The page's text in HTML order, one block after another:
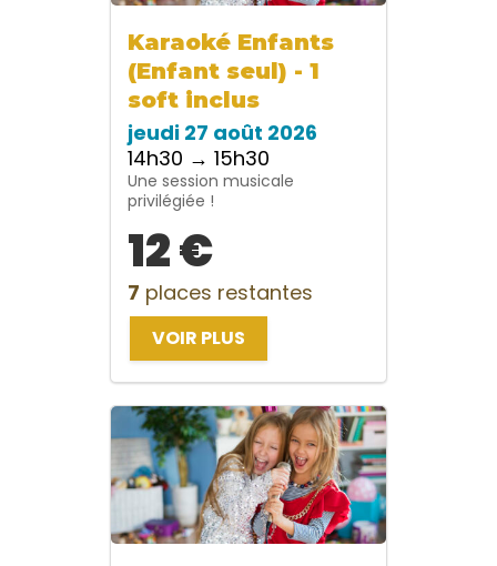
Karaoké Enfants
(Enfant seul) - 1
soft inclus
jeudi 27 août 2026
14h30 → 15h30
Une session musicale
privilégiée !
12 €
7 places restantes
VOIR PLUS